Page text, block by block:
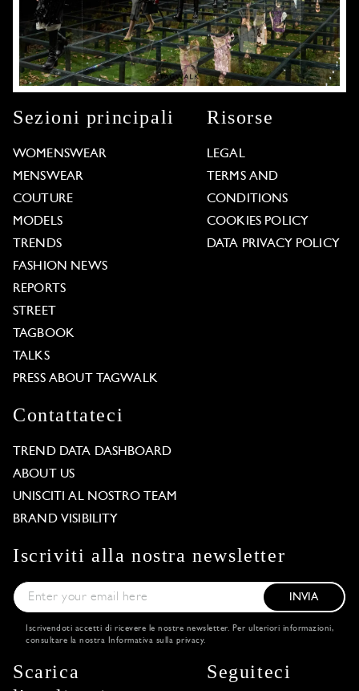
Sezioni principali
WOMENSWEAR
MENSWEAR
COUTURE
MODELS
TRENDS
FASHION NEWS
REPORTS
STREET
TAGBOOK
TALKS
PRESS ABOUT TAGWALK
Risorse
LEGAL
TERMS AND
CONDITIONS
COOKIES POLICY
DATA PRIVACY POLICY
Contattateci
TREND DATA DASHBOARD
ABOUT US
UNISCITI AL NOSTRO TEAM
BRAND VISIBILITY
Iscriviti alla nostra newsletter
INVIA
Iscrivendoti accetti di ricevere le nostre newsletter. Per ulteriori informazioni,
consultare la nostra
Informativa sulla privacy.
Scarica
Seguiteci